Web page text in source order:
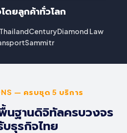
โดยลูกค้าทั่วโลก
CenturyDiamond Law
Sammitr
— ครบชุด 5 บริการ
นฐานดิจิทัลครบวงจร
บธุรกิจไทย